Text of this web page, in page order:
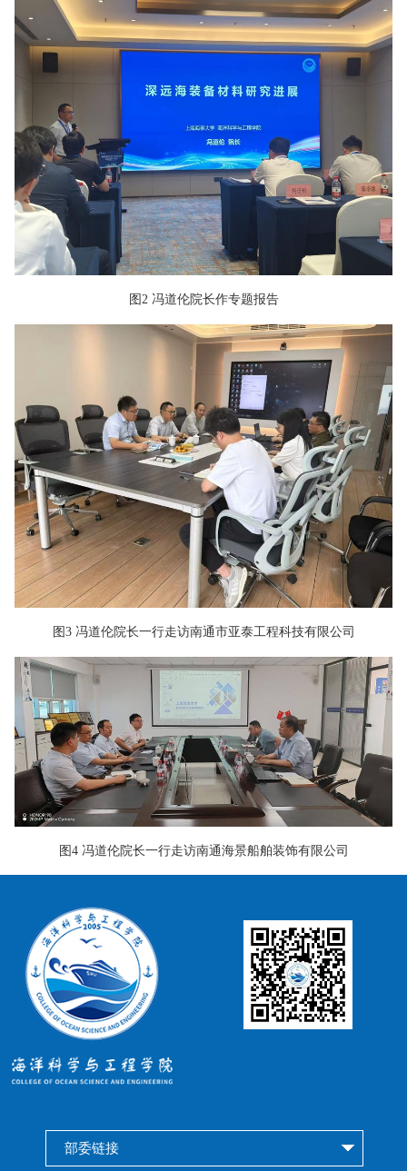
图2 冯道伦院长作专题报告
图3 冯道伦院长一行走访南通市亚泰工程科技有限公司
图4 冯道伦院长一行走访南通海景船舶装饰有限公司
部委链接